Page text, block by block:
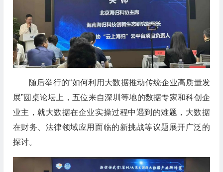
随后举行的“如何利用大数据推动传统企业高质量发
展”圆桌论坛上，五位来自深圳等地的数据专家和科创企
业主，就大数据在企业实操过程中遇到的难题，大数据
在财务、法律领域应用面临的新挑战等议题展开广泛的
探讨。